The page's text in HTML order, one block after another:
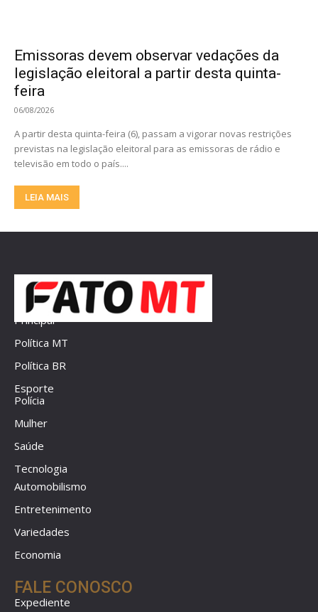
Emissoras devem observar vedações da
legislação eleitoral a partir desta quinta-
feira
06/08/2026
A partir desta quinta-feira (6), passam a vigorar novas restrições
previstas na legislação eleitoral para as emissoras de rádio e
televisão em todo o país....
LEIA MAIS
Principal
Política MT
Política BR
Esporte
Polícia
Mulher
Saúde
Tecnologia
Automobilismo
Entretenimento
Variedades
Economia
FALE CONOSCO
Expediente